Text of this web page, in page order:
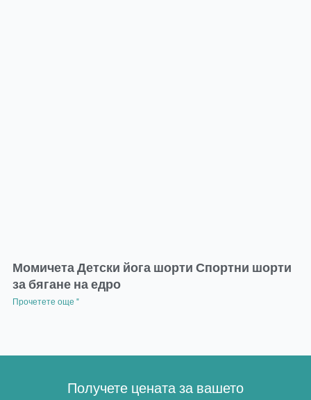
Момичета Детски йога шорти Спортни шорти
за бягане на едро
Прочетете още "
Получете цената за вашето